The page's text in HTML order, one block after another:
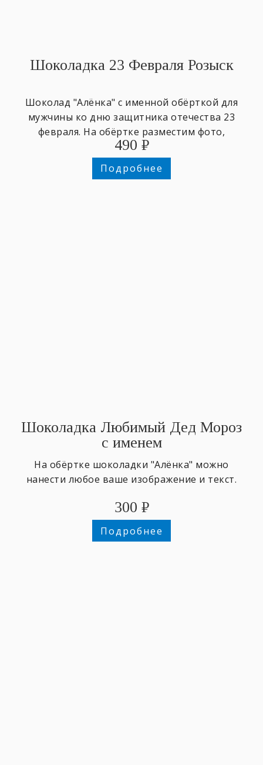
Шоколадка 23 Февраля Розыск
Шоколад "Алёнка" с именной обёрткой для
мужчины ко дню защитника отечества 23
февраля. На обёртке разместим фото,
напишем любое имя и поздравительный
текст.
490 ₽
Подробнее
Шоколадка Любимый Дед Мороз
с именем
На обёртке шоколадки "Алёнка" можно
нанести любое ваше изображение и текст.
300 ₽
Подробнее